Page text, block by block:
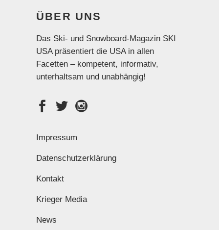
ÜBER UNS
Das Ski- und Snowboard-Magazin SKI
USA präsentiert die USA in allen
Facetten – kompetent, informativ,
unterhaltsam und unabhängig!
Impressum
Datenschutzerklärung
Kontakt
Krieger Media
News